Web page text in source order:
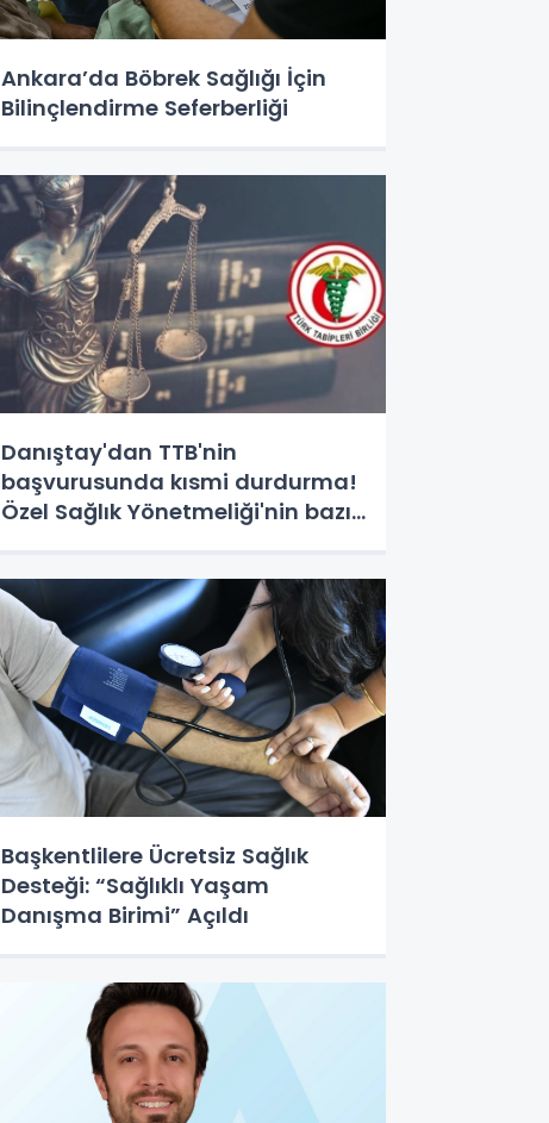
Ankara’da Böbrek Sağlığı İçin
Bilinçlendirme Seferberliği
Danıştay'dan TTB'nin
başvurusunda kısmi durdurma!
Özel Sağlık Yönetmeliği'nin bazı
Başkentlilere Ücretsiz Sağlık
Desteği: “Sağlıklı Yaşam
Danışma Birimi” Açıldı